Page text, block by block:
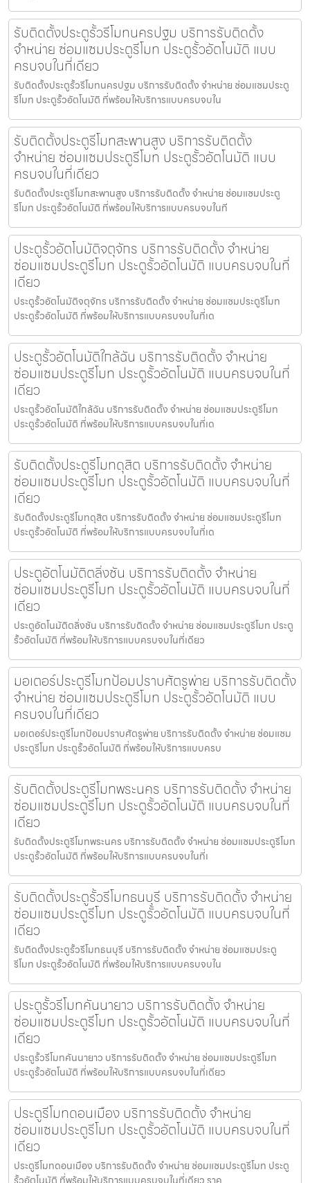
รับติดตั้งประตูรั้วรีโมทนครปฐม บริการรับติดตั้ง
จำหน่าย ซ่อมแซมประตูรีโมท ประตูรั้วอัตโนมัติ แบบ
ครบจบในที่เดียว
รับติดตั้งประตูรั้วรีโมทนครปฐม บริการรับติดตั้ง จำหน่าย ซ่อมแซมประตู
รีโมท ประตูรั้วอัตโนมัติ ที่พร้อมให้บริการแบบครบจบใน
รับติดตั้งประตูรีโมทสะพานสูง บริการรับติดตั้ง
จำหน่าย ซ่อมแซมประตูรีโมท ประตูรั้วอัตโนมัติ แบบ
ครบจบในที่เดียว
รับติดตั้งประตูรีโมทสะพานสูง บริการรับติดตั้ง จำหน่าย ซ่อมแซมประตู
รีโมท ประตูรั้วอัตโนมัติ ที่พร้อมให้บริการแบบครบจบในที
ประตูรั้วอัตโนมัติจตุจักร บริการรับติดตั้ง จำหน่าย
ซ่อมแซมประตูรีโมท ประตูรั้วอัตโนมัติ แบบครบจบในที่
เดียว
ประตูรั้วอัตโนมัติจตุจักร บริการรับติดตั้ง จำหน่าย ซ่อมแซมประตูรีโมท
ประตูรั้วอัตโนมัติ ที่พร้อมให้บริการแบบครบจบในที่เด
ประตูรั้วอัตโนมัติใกล้ฉัน บริการรับติดตั้ง จำหน่าย
ซ่อมแซมประตูรีโมท ประตูรั้วอัตโนมัติ แบบครบจบในที่
เดียว
ประตูรั้วอัตโนมัติใกล้ฉัน บริการรับติดตั้ง จำหน่าย ซ่อมแซมประตูรีโมท
ประตูรั้วอัตโนมัติ ที่พร้อมให้บริการแบบครบจบในที่เด
รับติดตั้งประตูรีโมทดุสิต บริการรับติดตั้ง จำหน่าย
ซ่อมแซมประตูรีโมท ประตูรั้วอัตโนมัติ แบบครบจบในที่
เดียว
รับติดตั้งประตูรีโมทดุสิต บริการรับติดตั้ง จำหน่าย ซ่อมแซมประตูรีโมท
ประตูรั้วอัตโนมัติ ที่พร้อมให้บริการแบบครบจบในที่เด
ประตูอัตโนมัติตลิ่งชัน บริการรับติดตั้ง จำหน่าย
ซ่อมแซมประตูรีโมท ประตูรั้วอัตโนมัติ แบบครบจบในที่
เดียว
ประตูอัตโนมัติตลิ่งชัน บริการรับติดตั้ง จำหน่าย ซ่อมแซมประตูรีโมท ประตู
รั้วอัตโนมัติ ที่พร้อมให้บริการแบบครบจบในที่เดียว
มอเตอร์ประตูรีโมทป้อมปราบศัตรูพ่าย บริการรับติดตั้ง
จำหน่าย ซ่อมแซมประตูรีโมท ประตูรั้วอัตโนมัติ แบบ
ครบจบในที่เดียว
มอเตอร์ประตูรีโมทป้อมปราบศัตรูพ่าย บริการรับติดตั้ง จำหน่าย ซ่อมแซม
ประตูรีโมท ประตูรั้วอัตโนมัติ ที่พร้อมให้บริการแบบครบ
รับติดตั้งประตูรีโมทพระนคร บริการรับติดตั้ง จำหน่าย
ซ่อมแซมประตูรีโมท ประตูรั้วอัตโนมัติ แบบครบจบในที่
เดียว
รับติดตั้งประตูรีโมทพระนคร บริการรับติดตั้ง จำหน่าย ซ่อมแซมประตูรีโมท
ประตูรั้วอัตโนมัติ ที่พร้อมให้บริการแบบครบจบในที่เ
รับติดตั้งประตูรั้วรีโมทธนบุรี บริการรับติดตั้ง จำหน่าย
ซ่อมแซมประตูรีโมท ประตูรั้วอัตโนมัติ แบบครบจบในที่
เดียว
รับติดตั้งประตูรั้วรีโมทธนบุรี บริการรับติดตั้ง จำหน่าย ซ่อมแซมประตู
รีโมท ประตูรั้วอัตโนมัติ ที่พร้อมให้บริการแบบครบจบใน
ประตูรั้วรีโมทคันนายาว บริการรับติดตั้ง จำหน่าย
ซ่อมแซมประตูรีโมท ประตูรั้วอัตโนมัติ แบบครบจบในที่
เดียว
ประตูรั้วรีโมทคันนายาว บริการรับติดตั้ง จำหน่าย ซ่อมแซมประตูรีโมท
ประตูรั้วอัตโนมัติ ที่พร้อมให้บริการแบบครบจบในที่เดียว
ประตูรีโมทดอนเมือง บริการรับติดตั้ง จำหน่าย
ซ่อมแซมประตูรีโมท ประตูรั้วอัตโนมัติ แบบครบจบในที่
เดียว
ประตูรีโมทดอนเมือง บริการรับติดตั้ง จำหน่าย ซ่อมแซมประตูรีโมท ประตู